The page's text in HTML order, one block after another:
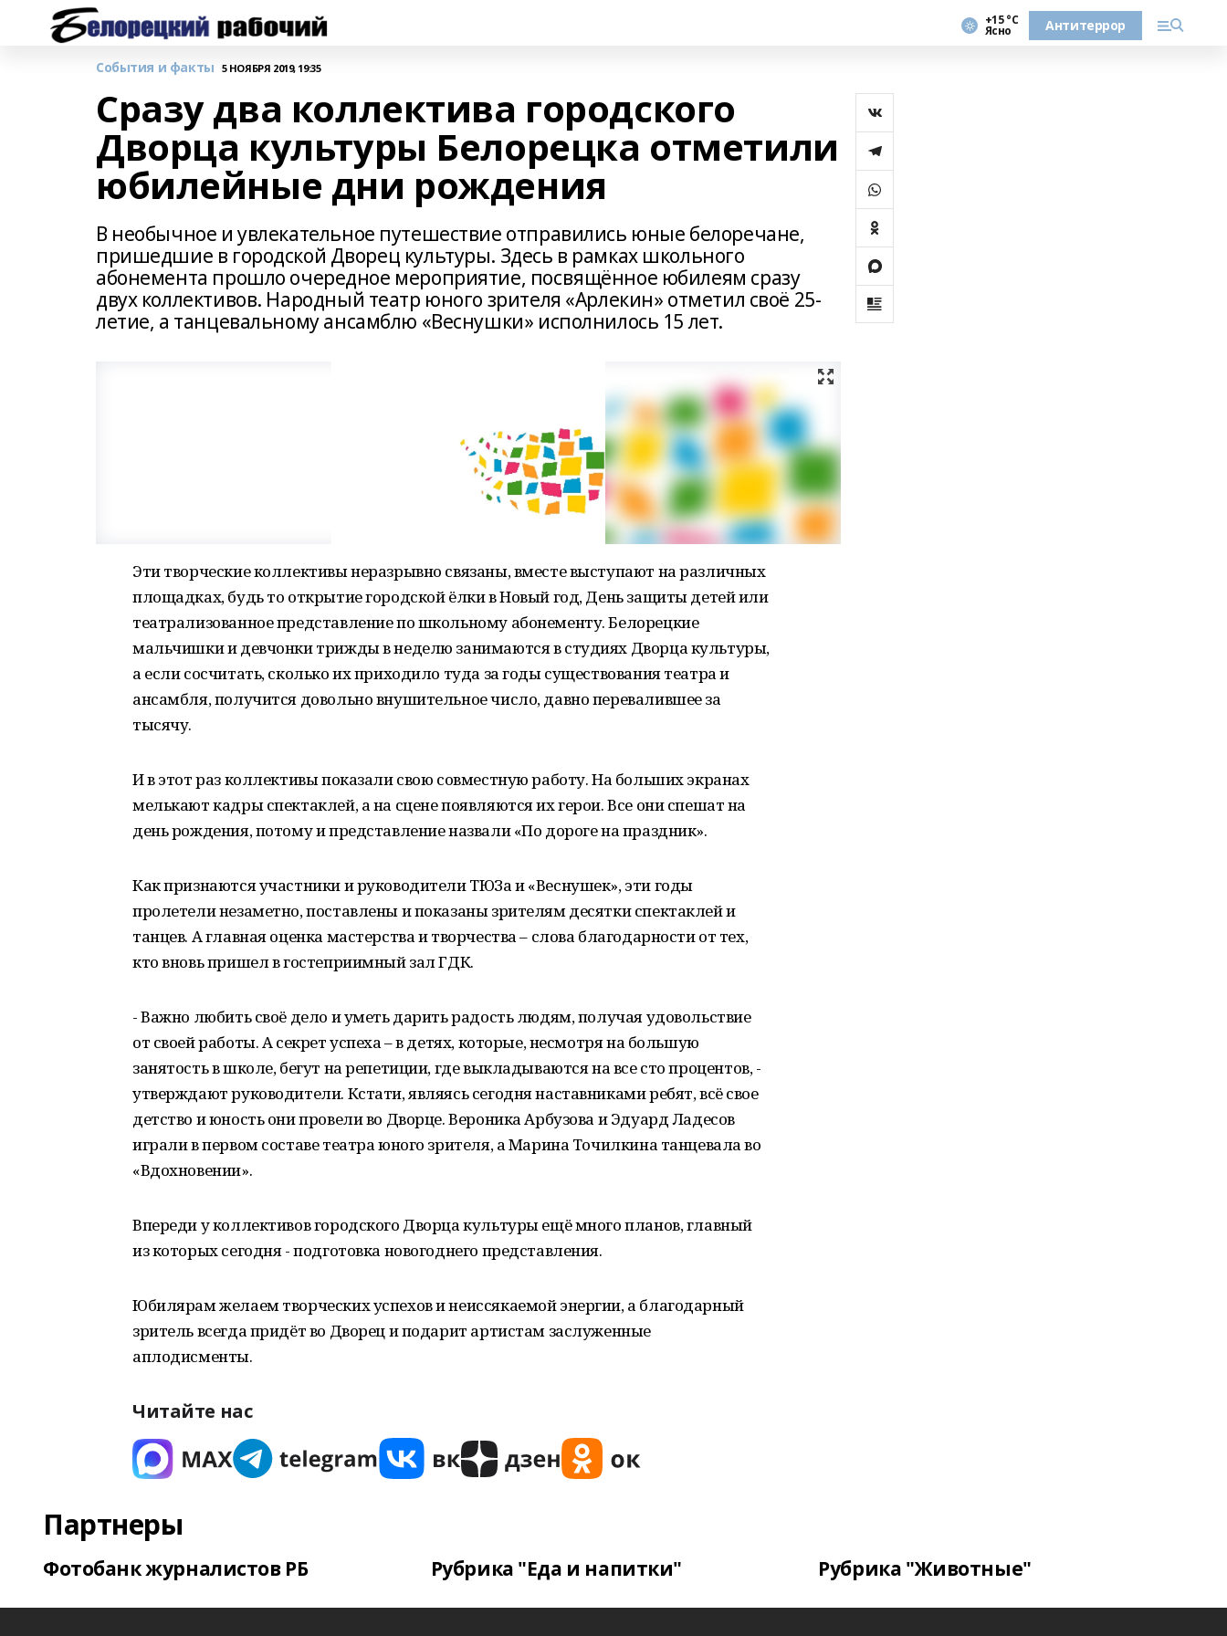
+15 °С
Ясно Антитеррор
События и факты 5 НОЯБРЯ 2019, 19:35
Сразу два коллектива городского
Дворца культуры Белорецка отметили
юбилейные дни рождения
В необычное и увлекательное путешествие отправились юные белоречане,
пришедшие в городской Дворец культуры. Здесь в рамках школьного
абонемента прошло очередное мероприятие, посвящённое юбилеям сразу
двух коллективов. Народный театр юного зрителя «Арлекин» отметил своё 25-
летие, а танцевальному ансамблю «Веснушки» исполнилось 15 лет.
Эти творческие коллективы неразрывно связаны, вместе выступают на различных
площадках, будь то открытие городской ёлки в Новый год, День защиты детей или
театрализованное представление по школьному абонементу. Белорецкие
мальчишки и девчонки трижды в неделю занимаются в студиях Дворца культуры,
а если сосчитать, сколько их приходило туда за годы существования театра и
ансамбля, получится довольно внушительное число, давно перевалившее за
тысячу.
И в этот раз коллективы показали свою совместную работу. На больших экранах
мелькают кадры спектаклей, а на сцене появляются их герои. Все они спешат на
день рождения, потому и представление назвали «По дороге на праздник».
Как признаются участники и руководители ТЮЗа и «Веснушек», эти годы
пролетели незаметно, поставлены и показаны зрителям десятки спектаклей и
танцев. А главная оценка мастерства и творчества – слова благодарности от тех,
кто вновь пришел в гостеприимный зал ГДК.
- Важно любить своё дело и уметь дарить радость людям, получая удовольствие
от своей работы. А секрет успеха – в детях, которые, несмотря на большую
занятость в школе, бегут на репетиции, где выкладываются на все сто процентов, -
утверждают руководители. Кстати, являясь сегодня наставниками ребят, всё свое
детство и юность они провели во Дворце. Вероника Арбузова и Эдуард Ладесов
играли в первом составе театра юного зрителя, а Марина Точилкина танцевала во
«Вдохновении».
Впереди у коллективов городского Дворца культуры ещё много планов, главный
из которых сегодня - подготовка новогоднего представления.
Юбилярам желаем творческих успехов и неиссякаемой энергии, а благодарный
зритель всегда придёт во Дворец и подарит артистам заслуженные
аплодисменты.
Читайте нас
Партнеры
Фотобанк журналистов РБ Рубрика "Еда и напитки" Рубрика "Животные"